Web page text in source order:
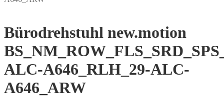
Bürodrehstuhl new.motion
ALC-A646_RLH_29-ALC-
A646_ARW